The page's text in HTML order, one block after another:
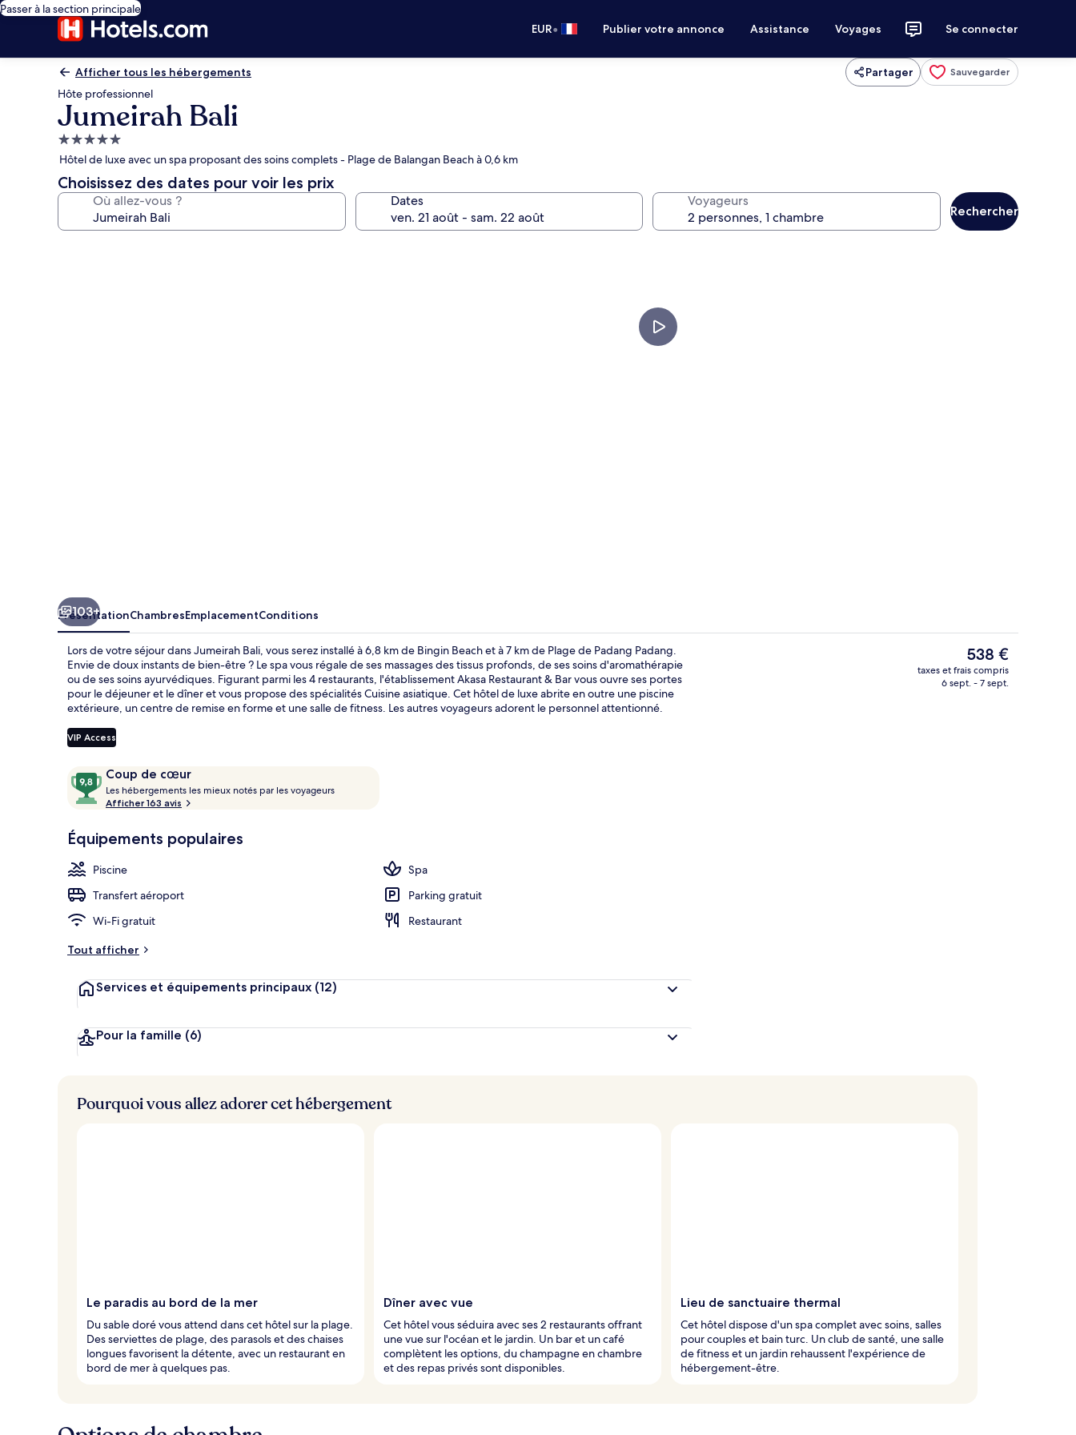
Passer à la section principale
EUR• Publier votre annonce Assistance Voyages Se connecter
Afficher tous les hébergements Partager Sauvegarder
Hôte professionnel
Jumeirah Bali
Hébergement
5.0 étoiles
Hôtel de luxe avec un spa proposant des soins complets - Plage de Balangan Beach à 0,6 km
Choisissez des dates pour voir les prix
Où allez-vous ? Dates Voyageurs
Rechercher
4 restaurants servant le petit déjeuner, le déjeuner et le dîner
103+
PrésentationChambresEmplacementConditions
Lors de votre séjour dans Jumeirah Bali, vous serez installé à 6,8 km de Bingin Beach et à 7 km de Plage de Padang Padang.
Envie de doux instants de bien-être ? Le spa vous régale de ses massages des tissus profonds, de ses soins d'aromathérapie
ou de ses soins ayurvédiques. Figurant parmi les 4 restaurants, l'établissement Akasa Restaurant & Bar vous ouvre ses portes
pour le déjeuner et le dîner et vous propose des spécialités Cuisine asiatique. Cet hôtel de luxe abrite en outre une piscine
extérieure, un centre de remise en forme et une salle de fitness. Les autres voyageurs adorent le personnel attentionné.
VIP Access
Avis
voyageurs
Coup de cœur
9,8
sur
10,
de
Les hébergements les mieux notés par les voyageurs
n
i
l
e
s
Afficher 163 avis
Équipements populaires
Piscine
Spa
Transfert aéroport
Parking gratuit
Wi-Fi gratuit
Restaurant
Tout afficher
Services et équipements principaux (12)
Pour la famille (6)
Le
prix
actuel
538 €
taxes et frais compris
6 sept. - 7 sept.
Pourquoi vous allez adorer cet hébergement
Le paradis au bord de la mer
Du sable doré vous attend dans cet hôtel sur la plage.
Des serviettes de plage, des parasols et des chaises
longues favorisent la détente, avec un restaurant en
bord de mer à quelques pas.
Dîner avec vue
Cet hôtel vous séduira avec ses 2 restaurants offrant
une vue sur l'océan et le jardin. Un bar et un café
complètent les options, du champagne en chambre
et des repas privés sont disponibles.
Lieu de sanctuaire thermal
Cet hôtel dispose d'un spa complet avec soins, salles
pour couples et bain turc. Un club de santé, une salle
de fitness et un jardin rehaussent l'expérience de
hébergement-être.